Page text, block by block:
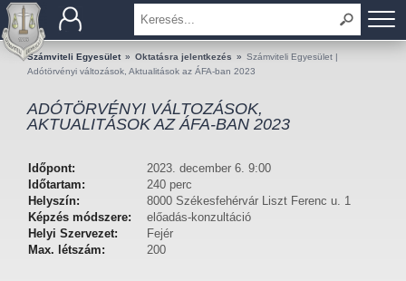
BEMUTATKOZÁS
TAGOK
KÉRDÉSEK ÉS VÁLASZOK
TUDÁSTÁR
Számviteli Egyesület » Oktatásra jelentkezés » Számviteli Egyesület |
Adótörvényi változások, Aktualitások az ÁFA-ban 2023
ADÓTÖRVÉNYI VÁLTOZÁSOK,
AKTUALITÁSOK AZ ÁFA-BAN 2023
Időpont:
2023. december 6. 9:00
Időtartam:
240 perc
Helyszín:
8000 Székesfehérvár Liszt Ferenc u. 1
Képzés módszere:
előadás-konzultáció
Helyi Szervezet:
Fejér
Max. létszám:
200